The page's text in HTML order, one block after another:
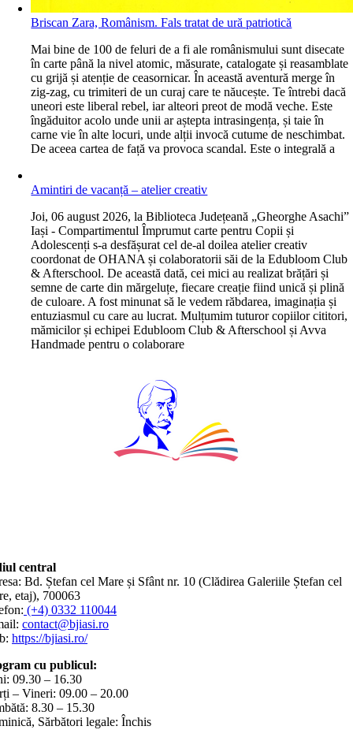
Briscan Zara, Românism. Fals tratat de ură patriotică
Mai bine de 100 de feluri de a fi ale românismului sunt disecate
în carte până la nivel atomic, măsurate, catalogate și reasamblate
cu grijă și atenție de ceasornicar. În această aventură merge în
zig-zag, cu trimiteri de un curaj care te năucește. Te întrebi dacă
uneori este liberal rebel, iar alteori preot de modă veche. Este
îngăduitor acolo unde unii ar aștepta intrasingența, și taie în
carne vie în alte locuri, unde alții invocă cutume de neschimbat.
De aceea cartea de față va provoca scandal. Este o integrală a
Amintiri de vacanță – atelier creativ
Joi, 06 august 2026, la Biblioteca Județeană „Gheorghe Asachi”
Iași - Compartimentul Împrumut carte pentru Copii și
Adolescenți s-a desfășurat cel de-al doilea atelier creativ
coordonat de OHANA și colaboratorii săi de la Edubloom Club
& Afterschool. De această dată, cei mici au realizat brățări și
semne de carte din mărgeluțe, fiecare creație fiind unică și plină
de culoare. A fost minunat să le vedem răbdarea, imaginația și
entuziasmul cu care au lucrat. Mulțumim tuturor copiilor cititori,
mămicilor și echipei Edubloom Club & Afterschool și Avva
Handmade pentru o colaborare
central
Bd. Ștefan cel Mare și Sfânt nr. 10 (Clădirea Galeriile Ștefan cel
etaj), 700063
(+4) 0332 110044
contact@bjiasi.ro
https://bjiasi.ro/
cu publicul:
09.30 – 16.30
– Vineri: 09.00 – 20.00
8.30 – 15.30
Sărbători legale: Închis